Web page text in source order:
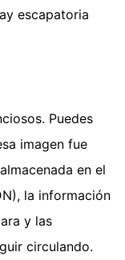
escapatoria
Puedes
imagen fue
en el
la información
y las
circulando.